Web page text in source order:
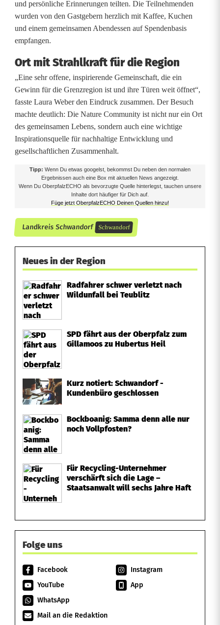
und persönliche Erinnerungen teilten. Die Teilnehmenden
wurden von den Gastgebern herzlich mit Kaffee, Kuchen
und einem gemeinsamen Abendessen auf Spendenbasis
empfangen.
Ort mit Strahlkraft für die Region
„Eine sehr offene, inspirierende Gemeinschaft, die ein
Gewinn für die Grenzregion ist und ihre Türen weit öffnet“,
fasste Laura Weber den Eindruck zusammen. Der Besuch
machte deutlich: Die Nature Community ist nicht nur ein Ort
des gemeinsamen Lebens, sondern auch eine wichtige
Inspirationsquelle für nachhaltige Entwicklung und
gesellschaftlichen Zusammenhalt.
Tipp: Wenn Du etwas googelst, bekommst Du neben den normalen
Ergebnissen auch eine Box mit aktuellen News angezeigt.
Wenn Du OberpfalzECHO als bevorzugte Quelle hinterlegst, tauchen unsere
Inhalte dort häufiger für Dich auf.
Füge jetzt OberpfalzECHO Deinen Quellen hinzu!
Landkreis Schwandorf Schwandorf
Neues in der Region
Radfahrer schwer verletzt nach
Wildunfall bei Teublitz
SPD fährt aus der Oberpfalz zum
Gillamoos zu Hubertus Heil
Kurz notiert: Schwandorf -
Kundenbüro geschlossen
Bockboanig: Samma denn alle nur
noch Vollpfosten?
Für Recycling-Unternehmer
verschärft sich die Lage –
Staatsanwalt will sechs Jahre Haft
Folge uns
Facebook
Instagram
YouTube
App
WhatsApp
Mail an die Redaktion